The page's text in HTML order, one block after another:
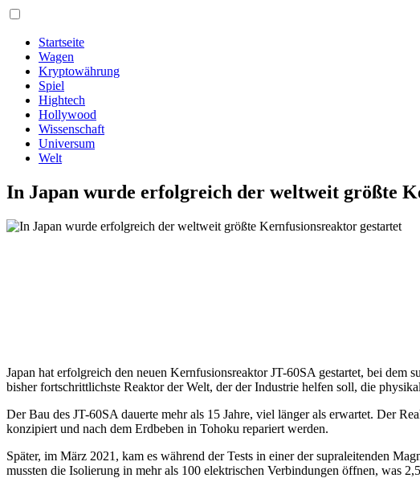
Startseite
Wagen
Kryptowährung
Spiel
Hightech
Hollywood
Wissenschaft
Universum
Welt
In Japan wurde erfolgreich der weltweit größte
Japan hat erfolgreich den neuen Kernfusionsreaktor JT-60SA gestartet, bei dem
bisher fortschrittlichste Reaktor der Welt, der der Industrie helfen soll, die
Der Bau des JT-60SA dauerte mehr als 15 Jahre, viel länger als erwartet. Der
konzipiert und nach dem Erdbeben in Tohoku repariert werden.
Später, im März 2021, kam es während der Tests in einer der supraleitenden
mussten die Isolierung in mehr als 100 elektrischen Verbindungen öffnen, was